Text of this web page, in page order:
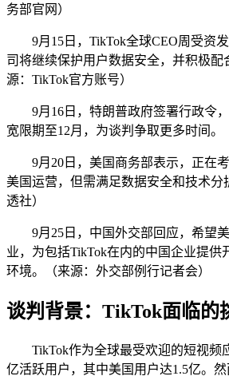
务部官网）
9月15日，TikTok全球CEO周受资
司将继续保护用户数据安全，并积极配
源：TikTok官方账号）
9月16日，特朗普政府签署行政令
宽限期至12月，为谈判争取更多时间。
9月20日，美国商务部表示，正在
美国运营，但需满足数据安全和技术分
透社）
9月25日，中国外交部回应，希望
业，为包括TikTok在内的中国企业提供
环境。（来源：外交部例行记者会）
谈判背景：TikTok面临的
TikTok作为全球最受欢迎的短视频
亿活跃用户，其中美国用户达1.5亿。然